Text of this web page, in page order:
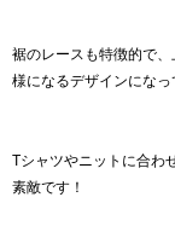
裾のレースも特徴的で
様になるデザインになっ
Tシャツやニットに合わ
素敵です！